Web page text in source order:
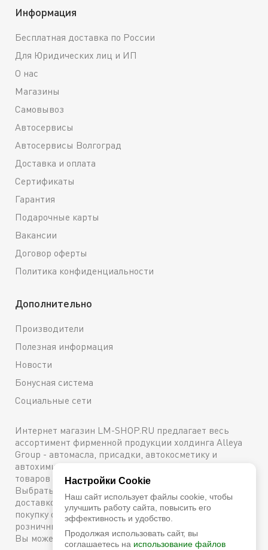
Информация
Бесплатная доставка по России
Для Юридических лиц и ИП
О нас
Магазины
Самовывоз
Автосервисы
Автосервисы Волгоград
Доставка и оплата
Сертификаты
Гарантия
Подарочные карты
Вакансии
Договор оферты
Политика конфиденциальности
Дополнительно
Производители
Полезная информация
Новости
Бонусная система
Социальные сети
Интернет магазин LM-SHOP.RU предлагает весь
ассортимент фирменной продукции холдинга Alleya
Group - автомасла, присадки, автокосметику и
автохимию. Каталог содержит подробное описание
товаров с техническими характеристиками и ценами.
Выбрать и купить оригинальную продукцию с
доставкой по Москве можно сейчас же, оформив
покупку онлайн, либо посетив один из наших
розничных магазинов. Более подробную информацию
Вы можете получить по телефону+7 (800) 600-48-38
Настройки Cookie
Наш сайт использует файлы cookie, чтобы
улучшить работу сайта, повысить его
эффективность и удобство.
Продолжая использовать сайт, вы
соглашаетесь на использование файлов